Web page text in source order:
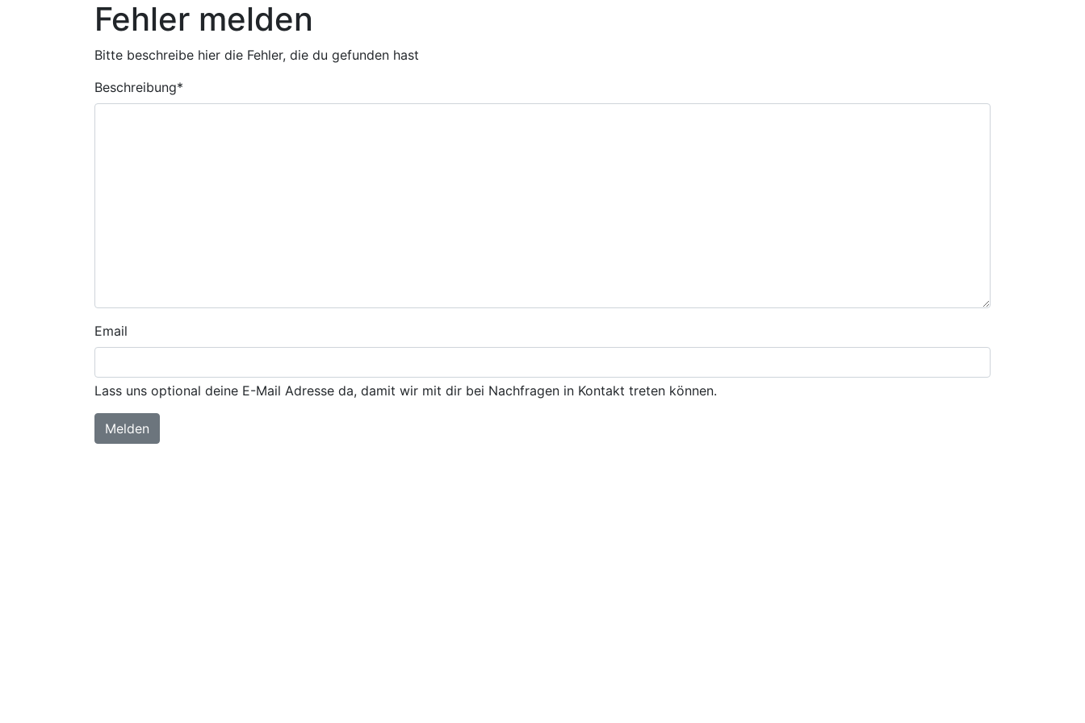
Fehler melden
Bitte beschreibe hier die Fehler, die du gefunden hast
Beschreibung*
Email
Lass uns optional deine E-Mail Adresse da, damit wir mit dir bei Nachfragen in Kontakt treten können.
Melden